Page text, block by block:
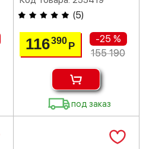
(5)
116390 Р
-25 %
155 190
под заказ